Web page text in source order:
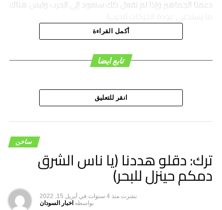
دعمنا الجماهير وإذا لم نفعل ذلك سنعود إلى الحرب وليس هناك
دقلو: “مستعدون للعودة للثكنات لكننا لن نسلمها لمن
أكمل القراءة
تابع ايضا
انقر للتعليق
ساخن
ترك: دقلو هددنا (يا ناس الشرق
دمكم حينزل للبحر)
نشرت منذ 4 سنوات في أبريل 15, 2022
بواسطه اخبار السودان